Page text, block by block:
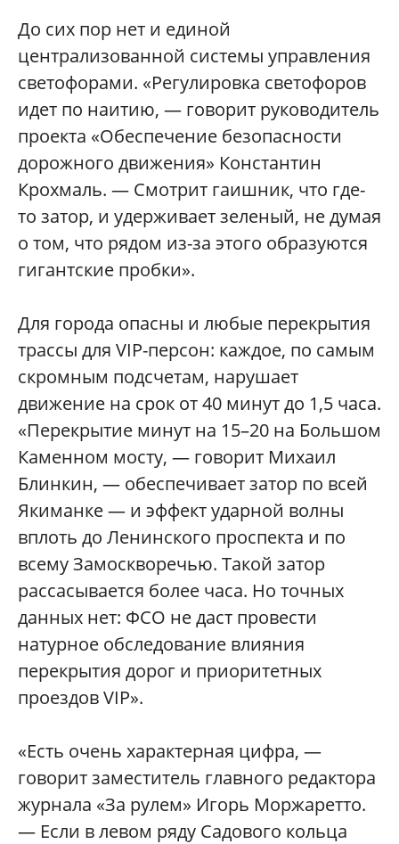
До сих пор нет и единой
централизованной системы управления
светофорами. «Регулировка светофоров
идет по наитию, — говорит руководитель
проекта «Обеспечение безопасности
дорожного движения» Константин
Крохмаль. — Смотрит гаишник, что где-
то затор, и удерживает зеленый, не думая
о том, что рядом из-за этого образуются
гигантские пробки».
Для города опасны и любые перекрытия
трассы для VIP-персон: каждое, по самым
скромным подсчетам, нарушает
движение на срок от 40 минут до 1,5 часа.
«Перекрытие минут на 15–20 на Большом
Каменном мосту, — говорит Михаил
Блинкин, — обеспечивает затор по всей
Якиманке — и эффект ударной волны
вплоть до Ленинского проспекта и по
всему Замоскворечью. Такой затор
рассасывается более часа. Но точных
данных нет: ФСО не даст провести
натурное обследование влияния
перекрытия дорог и приоритетных
проездов VIP».
«Есть очень характерная цифра, —
говорит заместитель главного редактора
журнала «За рулем» Игорь Моржаретто.
— Если в левом ряду Садового кольца